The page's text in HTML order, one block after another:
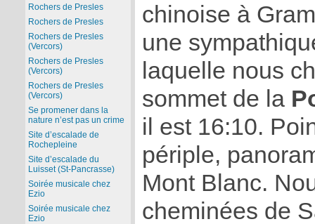
chinoise à
une
laquelle nous
sommet de la
il est 16:10.
périple,
Mont Blanc.
cheminées de
Rochers de Presles
Rochers de Presles
Rochers de Presles
(Vercors)
Rochers de Presles
(Vercors)
Rochers de Presles
(Vercors)
Se promener dans la
nature n’est pas un crime
Site d’escalade de
Rochepleine
Site d’escalade du
Luisset (St-Pancrasse)
Soirée musicale chez
Ezio
Soirée musicale chez
Ezio